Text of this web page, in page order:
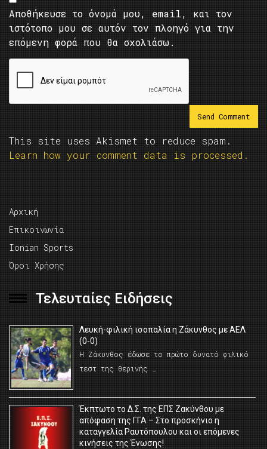
Αποθήκευσε το όνομά μου, email, και τον
ιστότοπο μου σε αυτόν τον πλοηγό για την
επόμενη φορά που θα σχολιάσω.
This site uses Akismet to reduce spam.
Learn how your comment data is processed.
Αρχική
Επικοινωνία
Ionian Sports
Όροι Χρήσης
Τελευταίες Ειδήσεις
Λευκή-φιλική ισοπαλία η Ζάκυνθος με ΑΕΛ
(0-0)
Η Ζάκυνθος έδωσε το πρώτο δυνατό φιλικό
τεστ της θερινής …
Έκπτωτο το Δ.Σ. της ΕΠΣ Ζακύνθου με
απόφαση της ΓΓΑ – Στο προσκήνιο η
καταγγελία Ραυτόπουλου και οι επόμενες
κινήσεις της Ένωσης!